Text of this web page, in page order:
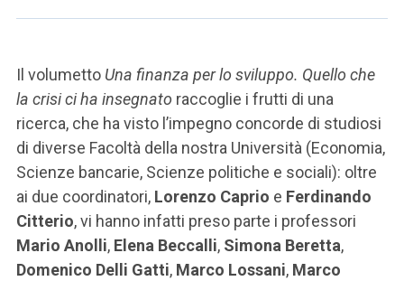
Il volumetto Una finanza per lo sviluppo. Quello che
la crisi ci ha insegnato raccoglie i frutti di una
ricerca, che ha visto l’impegno concorde di studiosi
di diverse Facoltà della nostra Università (Economia,
Scienze bancarie, Scienze politiche e sociali): oltre
ai due coordinatori, Lorenzo Caprio e Ferdinando
Citterio, vi hanno infatti preso parte i professori
Mario Anolli, Elena Beccalli, Simona Beretta,
Domenico Delli Gatti, Marco Lossani, Marco